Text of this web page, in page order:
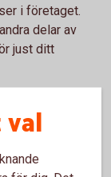
i företaget.
delar av
just ditt
är det värt för